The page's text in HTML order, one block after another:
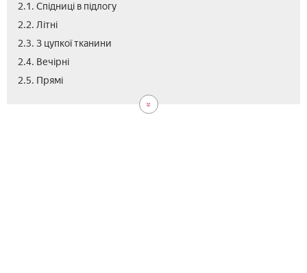
2.1. Спідниці в підлогу
2.2. Літні
2.3. З цупкої тканини
2.4. Вечірні
2.5. Прямі